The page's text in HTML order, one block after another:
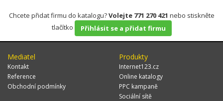
Chcete přidat firmu do katalogu?Volejte 771 270 421 nebo stiskněte
tlačítko
Přihlásit se a přidat firmu
Mediatel
Kontakt
Reference
Obchodní podmínky
Produkty
Internet123.cz
Online katalogy
PPC kampaně
Sociální sítě